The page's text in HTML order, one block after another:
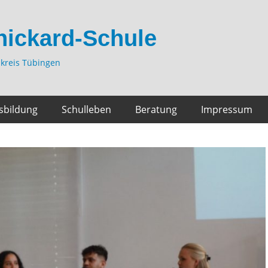
Schule
Tübingen
Schulleben Beratung Impressum